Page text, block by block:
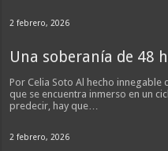
2 febrero, 2026
Una soberanía de 48
Por Celia Soto Al hecho
que se encuentra inmerso en un
predecir, hay que…
2 febrero, 2026